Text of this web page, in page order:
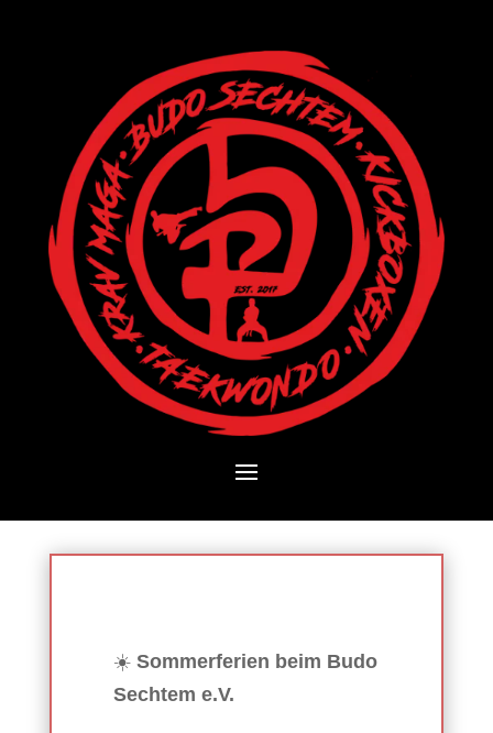
☀️ Sommerferien beim Budo
Sechtem e.V.